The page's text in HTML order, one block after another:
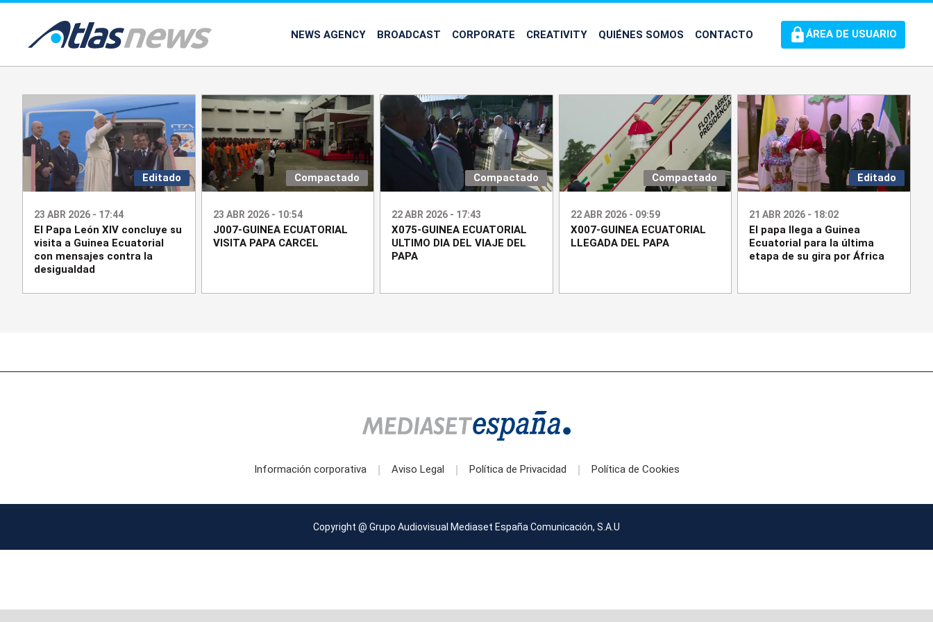
common.go-to-content
NEWS AGENCY BROADCAST CORPORATE CREATIVITY QUIÉNES SOMOS CONTACTO ÁREA DE USUARIO
Editado
23 ABR 2026 - 17:44
El Papa León XIV concluye su
visita a Guinea Ecuatorial
con mensajes contra la
desigualdad
Compactado
23 ABR 2026 - 10:54
J007-GUINEA ECUATORIAL
VISITA PAPA CARCEL
Compactado
22 ABR 2026 - 17:43
X075-GUINEA ECUATORIAL
ULTIMO DIA DEL VIAJE DEL
PAPA
Compactado
22 ABR 2026 - 09:59
X007-GUINEA ECUATORIAL
LLEGADA DEL PAPA
Editado
21 ABR 2026 - 18:02
El papa llega a Guinea
Ecuatorial para la última
etapa de su gira por África
Información corporativa Aviso Legal Política de Privacidad Política de Cookies
Copyright @ Grupo Audiovisual Mediaset España Comunicación, S.A.U